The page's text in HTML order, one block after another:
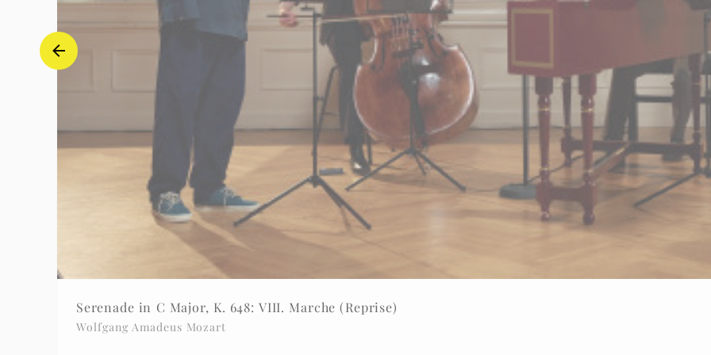
Serenade in C Major, K. 648: VIII. Marche (Reprise)
Wolfgang Amadeus Mozart